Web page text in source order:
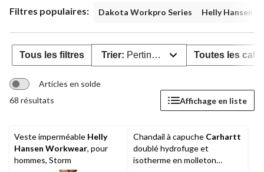
Filtres populaires: Dakota Workpro Series Helly Hansen
Tous les filtres Trier: Pertinence Toutes les
Articles en solde
68 résultats
Affichage en liste
Veste imperméable Helly
Hansen Workwear, pour
hommes, Storm
Chandail à capuche Carhartt
doublé hydrofuge et
isotherme en molleton